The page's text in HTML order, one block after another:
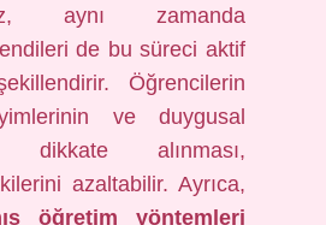
aynı zamanda
de bu süreci aktif
Öğrencilerin
ve duygusal
dikkate alınması,
azaltabilir. Ayrıca,
öğretim yöntemleri